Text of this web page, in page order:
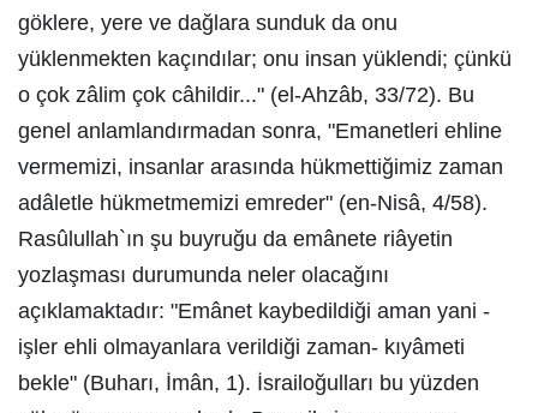
göklere, yere ve dağlara sunduk da onu
yüklenmekten kaçındılar; onu insan yüklendi; çünkü
o çok zâlim çok câhildir..." (el-Ahzâb, 33/72). Bu
genel anlamlandırmadan sonra, "Emanetleri ehline
vermemizi, insanlar arasında hükmettiğimiz zaman
adâletle hükmetmemizi emreder" (en-Nisâ, 4/58).
Rasûlullah`ın şu buyruğu da emânete riâyetin
yozlaşması durumunda neler olacağını
açıklamaktadır: "Emânet kaybedildiği aman yani -
işler ehli olmayanlara verildiği zaman- kıyâmeti
bekle" (Buharı, İmân, 1). İsrailoğulları bu yüzden